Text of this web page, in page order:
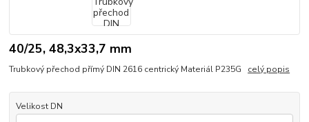
40/25, 48,3x33,7 mm
Trubkový přechod přímý DIN 2616 centrický Materiál P235G celý popis
Velikost DN